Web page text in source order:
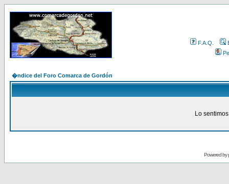
F.A.Q.
�ndice del Foro Comarca de Gordón
Lo
Powered by